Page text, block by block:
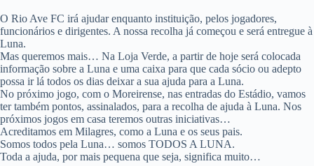
O Rio Ave FC irá ajudar enquanto instituição, pelos jogadores,
funcionários e dirigentes. A nossa recolha já começou e será entregue à
Luna.
Mas queremos mais… Na Loja Verde, a partir de hoje será colocada
informação sobre a Luna e uma caixa para que cada sócio ou adepto
possa ir lá todos os dias deixar a sua ajuda para a Luna.
No próximo jogo, com o Moreirense, nas entradas do Estádio, vamos
ter também pontos, assinalados, para a recolha de ajuda à Luna. Nos
próximos jogos em casa teremos outras iniciativas…
Acreditamos em Milagres, como a Luna e os seus pais.
Somos todos pela Luna… somos TODOS A LUNA.
Toda a ajuda, por mais pequena que seja, significa muito…